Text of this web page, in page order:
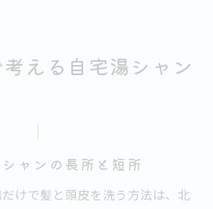
える自宅湯シャン
ャンの長所と短所
けで髪と頭皮を洗う方法は、北